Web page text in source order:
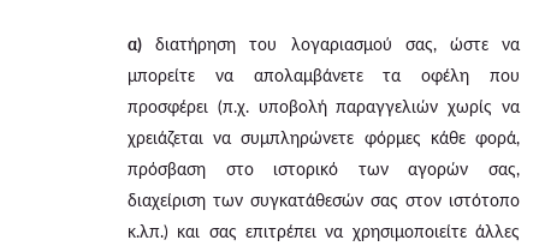
α) διατήρηση του λογαριασμού σας, ώστε να
μπορείτε να απολαμβάνετε τα οφέλη που
προσφέρει (π.χ. υποβολή παραγγελιών χωρίς να
χρειάζεται να συμπληρώνετε φόρμες κάθε φορά,
πρόσβαση στο ιστορικό των αγορών σας,
διαχείριση των συγκατάθεσών σας στον ιστότοπο
κ.λπ.) και σας επιτρέπει να χρησιμοποιείτε άλλες